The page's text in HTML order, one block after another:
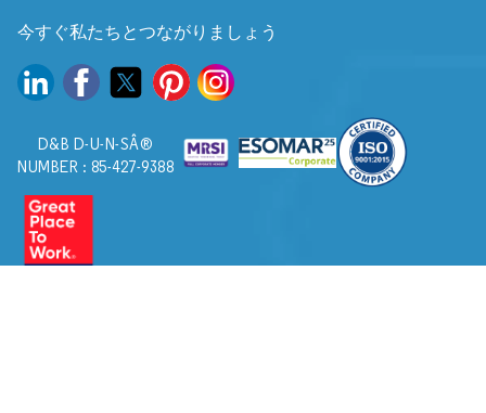
今すぐ私たちとつながりましょう
D&B D-U-N-SÂ®
NUMBER : 85-427-9388